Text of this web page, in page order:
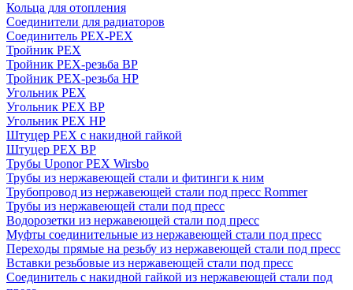
Кольца для отопления
Соединители для радиаторов
Соединитель PEX-PEX
Тройник PEX
Тройник PEX-резьба ВР
Тройник PEX-резьба НР
Угольник PEX
Угольник PEX ВР
Угольник PEX НР
Штуцер PEX c накидной гайкой
Штуцер PEX ВР
Трубы Uponor PEX Wirsbo
Трубы из нержавеющей стали и фитинги к ним
Трубопровод из нержавеющей стали под пресс Rommer
Трубы из нержавеющей стали под пресс
Водорозетки из нержавеющей стали под пресс
Муфты соединительные из нержавеющей стали под пресс
Переходы прямые на резьбу из нержавеющей стали под пресс
Вставки резьбовые из нержавеющей стали под пресс
Соединитель с накидной гайкой из нержавеющей стали под